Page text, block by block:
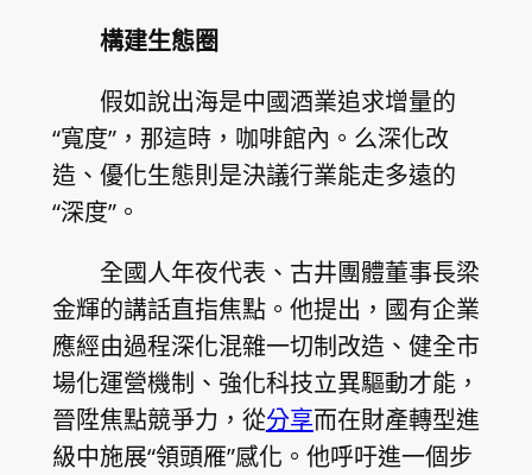
構建生態圈
假如說出海是中國酒業追求增量的
“寬度”，那這時，咖啡館內。么深化改
造、優化生態則是決議行業能走多遠的
“深度”。
全國人年夜代表、古井團體董事長梁
金輝的講話直指焦點。他提出，國有企業
應經由過程深化混雜一切制改造、健全市
場化運營機制、強化科技立異驅動才能，
晉陞焦點競爭力，從分享而在財產轉型進
級中施展“領頭雁”感化。他呼吁進一個步